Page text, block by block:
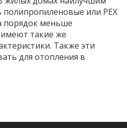
полипропиленовые или РЕХ
порядок меньше
такие же
Также эти
для отопления в